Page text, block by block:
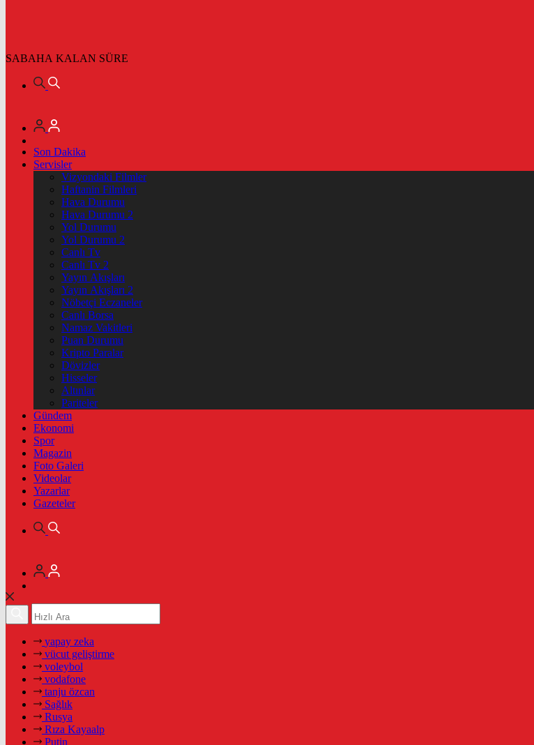
SABAHA KALAN SÜRE
Son Dakika
Servisler
Vizyondaki Filmler
Haftanin Filmleri
Hava Durumu
Hava Durumu 2
Yol Durumu
Yol Durumu 2
Canlı Tv
Canlı Tv 2
Yayın Akışları
Yayın Akışları 2
Nöbetçi Eczaneler
Canlı Borsa
Namaz Vakitleri
Puan Durumu
Kripto Paralar
Dövizler
Hisseler
Altınlar
Pariteler
Gündem
Ekonomi
Spor
Magazin
Foto Galeri
Videolar
Yazarlar
Gazeteler
yapay zeka
vücut geliştirme
voleybol
vodafone
tanju özcan
Sağlık
Rusya
Rıza Kayaalp
Putin